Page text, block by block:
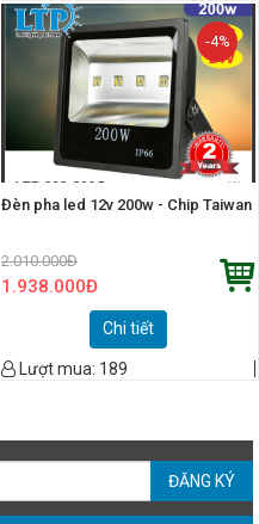
-4%
Đèn pha led 12v 200w - Chip Taiwan
2.010.000Đ
1.938.000Đ
Chi tiết
Lượt mua: 189
ĐĂNG KÝ